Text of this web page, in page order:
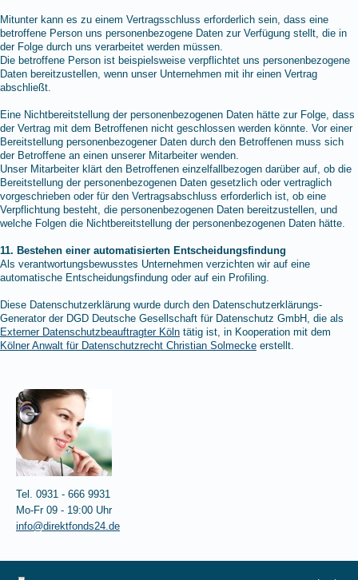
Mitunter kann es zu einem Vertragsschluss erforderlich sein, dass eine
betroffene Person uns personenbezogene Daten zur Verfügung stellt, die in
der Folge durch uns verarbeitet werden müssen.
Die betroffene Person ist beispielsweise verpflichtet uns personenbezogene
Daten bereitzustellen, wenn unser Unternehmen mit ihr einen Vertrag
abschließt.
Eine Nichtbereitstellung der personenbezogenen Daten hätte zur Folge, dass
der Vertrag mit dem Betroffenen nicht geschlossen werden könnte. Vor einer
Bereitstellung personenbezogener Daten durch den Betroffenen muss sich
der Betroffene an einen unserer Mitarbeiter wenden.
Unser Mitarbeiter klärt den Betroffenen einzelfallbezogen darüber auf, ob die
Bereitstellung der personenbezogenen Daten gesetzlich oder vertraglich
vorgeschrieben oder für den Vertragsabschluss erforderlich ist, ob eine
Verpflichtung besteht, die personenbezogenen Daten bereitzustellen, und
welche Folgen die Nichtbereitstellung der personenbezogenen Daten hätte.
11. Bestehen einer automatisierten Entscheidungsfindung
Als verantwortungsbewusstes Unternehmen verzichten wir auf eine
automatische Entscheidungsfindung oder auf ein Profiling.
Diese Datenschutzerklärung wurde durch den Datenschutzerklärungs-
Generator der DGD Deutsche Gesellschaft für Datenschutz GmbH, die als
Externer Datenschutzbeauftragter Köln tätig ist, in Kooperation mit dem
Kölner Anwalt für Datenschutzrecht Christian Solmecke erstellt.
Tel. 0931 - 666 9931
Mo-Fr 09 - 19:00 Uhr
info@direktfonds24.de